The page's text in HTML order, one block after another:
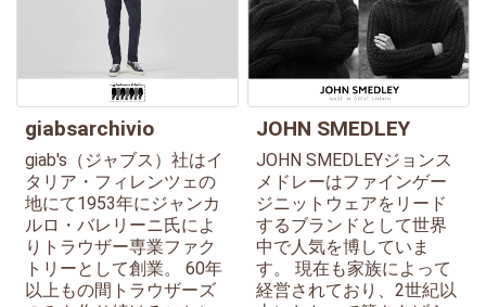
giabsarchivio
giab's（ジャブス）社はイ
タリア・フィレンツェの
地にて1953年にジャンカ
ルロ・バレリーニ氏によ
りトラウザー専業ファク
トリーとして創業。 60年
以上もの間トラウザーズ
JOHN SMEDLEY
JOHN SMEDLEYジョンス
メドレーはファインゲー
ジニットウェアをリード
するブランドとして世界
中で人気を博していま
す。 現在も家族によって
経営されており、2世紀以